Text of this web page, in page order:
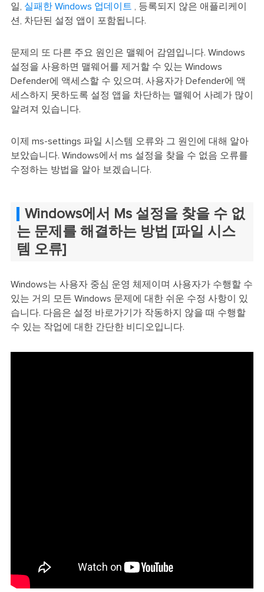
일, 실패한 Windows 업데이트
, 등록되지 않은 애플리케이
션, 차단된 설정 앱이 포함됩니다.
문제의 또 다른 주요 원인은 맬웨어 감염입니다. Windows
설정을 사용하면 맬웨어를 제거할 수 있는 Windows
Defender에 액세스할 수 있으며, 사용자가 Defender에 액
세스하지 못하도록 설정 앱을 차단하는 맬웨어 사례가 많이
알려져 있습니다.
이제 ms-settings 파일 시스템 오류와 그 원인에 대해 알아
보았습니다. Windows에서 ms 설정을 찾을 수 없음 오류를
수정하는 방법을 알아 보겠습니다.
Windows에서 Ms 설정을 찾을 수 없
는 문제를 해결하는 방법 [파일 시스
템 오류]
Windows는 사용자 중심 운영 체제이며 사용자가 수행할 수
있는 거의 모든 Windows 문제에 대한 쉬운 수정 사항이 있
습니다. 다음은 설정 바로가기가 작동하지 않을 때 수행할
수 있는 작업에 대한 간단한 비디오입니다.